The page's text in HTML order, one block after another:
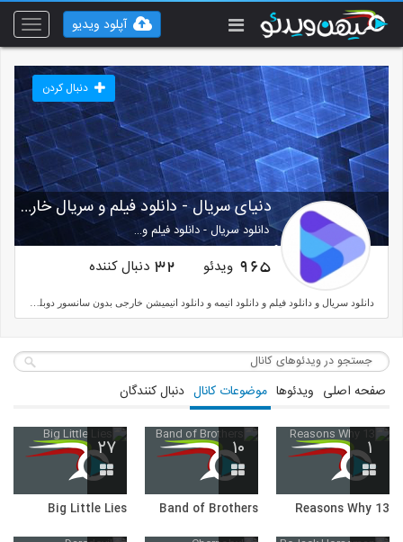
Toggle
آپلود ویدیو
دنیای سریال - دانلود فیلم و سریال خارجی
دانلود سریال - دانلود فیلم و…
serialblog.blog.ir
دنبال کردن
965 ویدئو 32 دنبال کننده
صفحه اصلی ویدئوها موضوعات کانال دنبال کنندگان
۱
13 Reasons Why
۱۰
Band of Brothers
۲۷
Big Little Lies